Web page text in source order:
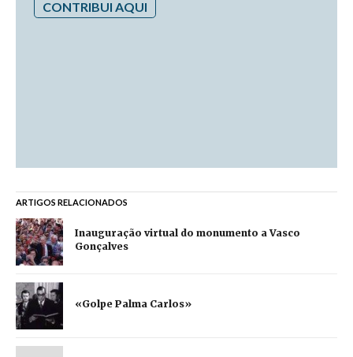
CONTRIBUI AQUI
ARTIGOS RELACIONADOS
Inauguração virtual do monumento a Vasco
Gonçalves
«Golpe Palma Carlos»